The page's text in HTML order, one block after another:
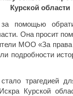
Курской области
за помощью
Она просит
МОО «За
подробности
трагедией
Курской